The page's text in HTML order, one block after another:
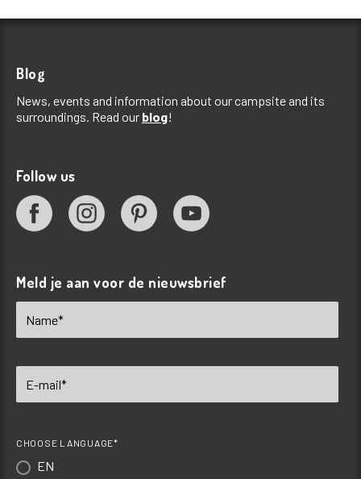
Blog
News, events and information about our campsite and its
surroundings. Read our blog!
Follow us
Meld je aan voor de nieuwsbrief
CHOOSE LANGUAGE*
EN